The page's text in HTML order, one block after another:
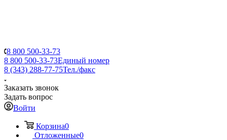
8 800 500-33-73
8 800 500-33-73Единый номер
8 (343) 288-77-75Тел./факс
Заказать звонок
Задать вопрос
Войти
Корзина0
Отложенные0